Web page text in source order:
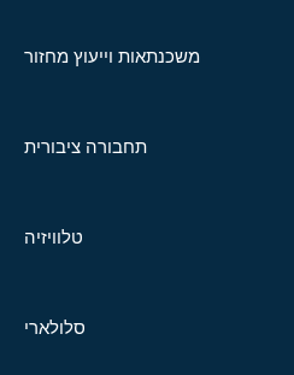
משכנתאות וייעוץ מחזור
תחבורה ציבורית
טלוויזיה
סלולארי